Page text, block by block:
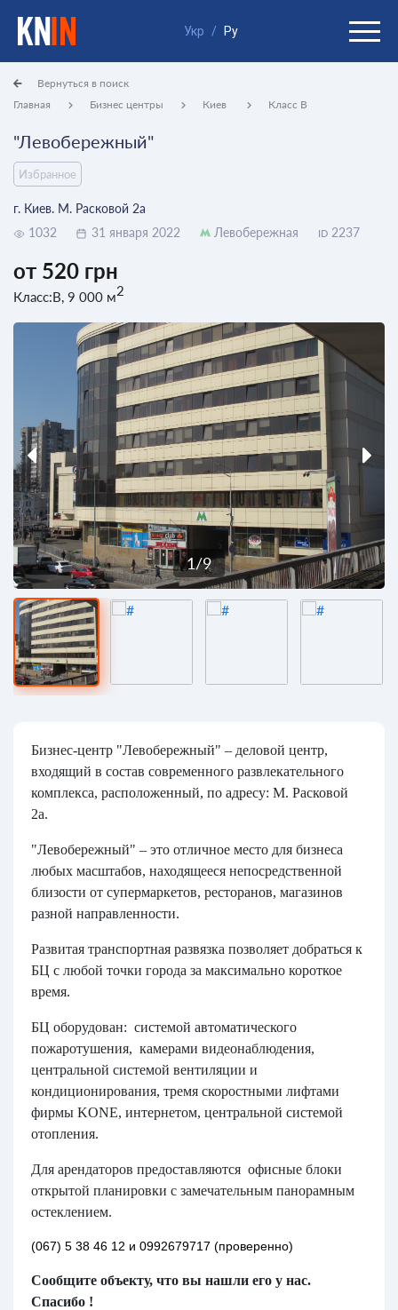
Укр / Ру
Главная Бизнес центры Киев Класс B
Вернуться в поиск
"Левобережный"
Избранное
г. Киев. М. Расковой 2а
1032
31 января 2022 Левобережная ID 2237
от 520 грн
Класс:B, 9 000 м2
1/9
Бизнес-центр "Левобережный" – деловой центр,
входящий в состав современного развлекательного
комплекса, расположенный, по адресу: М. Расковой
2а.
"Левобережный" – это отличное место для бизнеса
любых масштабов, находящееся непосредственной
близости от супермаркетов, ресторанов, магазинов
разной направленности.
Развитая транспортная развязка позволяет добраться к
БЦ с любой точки города за максимально короткое
время.
БЦ оборудован: системой автоматического
пожаротушения, камерами видеонаблюдения,
центральной системой вентиляции и
кондиционирования, тремя скоростными лифтами
фирмы KONE, интернетом, центральной системой
отопления.
Для арендаторов предоставляются офисные блоки
открытой планировки с замечательным панорамным
остеклением.
(067) 5 38 46 12 и 0992679717 (проверенно)
Сообщите объекту, что вы нашли его у нас.
Спасибо !